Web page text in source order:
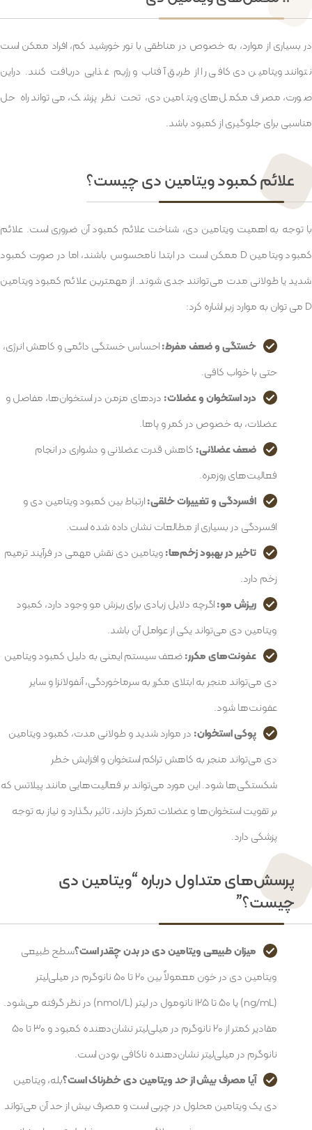
در بسیاری از موارد، به خصوص در مناطقی با نور خورشید کم، افراد ممکن است
نتوانند ویتامین دی کافی را از طریق آفتاب و رژیم غذایی دریافت کنند. دراین
صورت، مصرف مکمل‌های ویتامین دی، تحت نظر پزشک، می‌تواند راه حل
مناسبی برای جلوگیری از کمبود باشد.
علائم کمبود ویتامین دی چیست؟
با توجه به اهمیت ویتامین دی، شناخت علائم کمبود آن ضروری است. علائم
کمبود ویتامین D ممکن است در ابتدا نامحسوس باشند، اما در صورت کمبود
شدید یا طولانی مدت می‌توانند جدی شوند. از مهمترین علائم کمبود ویتامین
D می توان به موارد زیر اشاره کرد:
خستگی و ضعف مفرط:احساس خستگی دائمی و کاهش انرژی،
حتی با خواب کافی.
درد استخوان و عضلات:دردهای مزمن در استخوان‌ها، مفاصل و
عضلات، به خصوص در کمر و پاها.
ضعف عضلانی:کاهش قدرت عضلانی و دشواری در انجام
فعالیت‌های روزمره.
افسردگی و تغییرات خلقی:ارتباط بین کمبود ویتامین دی و
افسردگی در بسیاری از مطالعات نشان داده شده است.
تاخیر در بهبود زخم‌ها:ویتامین دی نقش مهمی در فرآیند ترمیم
زخم دارد.
ریزش مو:اگرچه دلایل زیادی برای ریزش مو وجود دارد، کمبود
ویتامین دی می‌تواند یکی از عوامل آن باشد.
عفونت‌های مکرر:ضعف سیستم ایمنی به دلیل کمبود ویتامین
دی می‌تواند منجر به ابتلای مکرر به سرماخوردگی، آنفولانزا و سایر
عفونت‌ها شود.
پوکی استخوان:در موارد شدید و طولانی مدت، کمبود ویتامین
دی می‌تواند منجر به کاهش تراکم استخوان و افزایش خطر
شکستگی‌ها شود. این مورد می‌تواند بر فعالیت‌هایی مانند پیلاتس که
بر تقویت استخوان‌ها و عضلات تمرکز دارند، تاثیر بگذارد و نیاز به توجه
پزشکی دارد.
پرسش‌های متداول درباره “ویتامین دی
چیست؟”
میزان طبیعی ویتامین دی در بدن چقدر است؟سطح طبیعی
ویتامین دی در خون معمولاً بین ۲۰ تا ۵۰ نانوگرم در میلی‌لیتر
(ng/mL) یا ۵۰ تا ۱۲۵ نانومول در لیتر (nmol/L) در نظر گرفته می‌شود.
مقادیر کمتر از ۲۰ نانوگرم در میلی‌لیتر نشان‌دهنده کمبود و ۳۰ تا ۵۰
نانوگرم در میلی‌لیتر نشان‌دهنده ناکافی بودن است.
آیا مصرف بیش از حد ویتامین دی خطرناک است؟بله، ویتامین
دی یک ویتامین محلول در چربی است و مصرف بیش از حد آن می‌تواند